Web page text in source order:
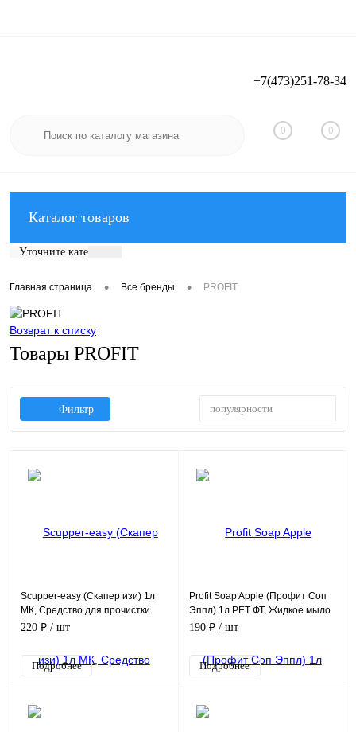
Регистрация
+7(473)251-78-34
0 0
Каталог товаров
Уточните категорию:
Главная страница • Все бренды • PROFIT
Возврат к списку
Товары PROFIT
Фильтр популярности
Scupper-easy (Скапер изи) 1л
МК, Средство для прочистки
труб
220 ₽ / шт
Подробнее
Profit Soap Apple (Профит Соп
Эппл) 1л PET ФТ, Жидкое мыло
с ароматом яблока
190 ₽ / шт
Подробнее